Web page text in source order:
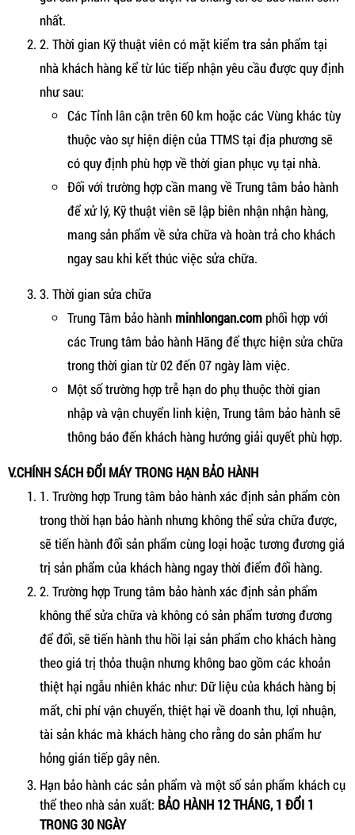
nhất.
2. Thời gian Kỹ thuật viên có mặt kiểm tra sản phẩm tại
nhà khách hàng kể từ lúc tiếp nhận yêu cầu được quy định
như sau:
Các Tỉnh lân cận trên 60 km hoặc các Vùng khác tùy
thuộc vào sự hiện diện của TTMS tại địa phương sẽ
có quy định phù hợp về thời gian phục vụ tại nhà.
Đối với trường hợp cần mang về Trung tâm bảo hành
để xử lý, Kỹ thuật viên sẽ lập biên nhận nhận hàng,
mang sản phẩm về sửa chữa và hoàn trả cho khách
ngay sau khi kết thúc việc sửa chữa.
3. Thời gian sửa chữa
Trung Tâm bảo hành minhlongan.com phối hợp với
các Trung tâm bảo hành Hãng để thực hiện sửa chữa
trong thời gian từ 02 đến 07 ngày làm việc.
Một số trường hợp trễ hạn do phụ thuộc thời gian
nhập và vận chuyển linh kiện, Trung tâm bảo hành sẽ
thông báo đến khách hàng hướng giải quyết phù hợp.
V.CHÍNH SÁCH ĐỔI MÁY TRONG HẠN BẢO HÀNH
1. Trường hợp Trung tâm bảo hành xác định sản phẩm còn
trong thời hạn bảo hành nhưng không thể sửa chữa được,
sẽ tiến hành đổi sản phẩm cùng loại hoặc tương đương giá
trị sản phẩm của khách hàng ngay thời điểm đổi hàng.
2. Trường hợp Trung tâm bảo hành xác định sản phẩm
không thể sửa chữa và không có sản phẩm tương đương
để đổi, sẽ tiến hành thu hồi lại sản phẩm cho khách hàng
theo giá trị thỏa thuận nhưng không bao gồm các khoản
thiệt hại ngẫu nhiên khác như: Dữ liệu của khách hàng bị
mất, chi phí vận chuyển, thiệt hại về doanh thu, lợi nhuận,
tài sản khác mà khách hàng cho rằng do sản phẩm hư
hỏng gián tiếp gây nên.
Hạn bảo hành các sản phẩm và một số sản phẩm khách cụ
thể theo nhà sản xuất: BẢO HÀNH 12 THÁNG, 1 ĐỔI 1
TRONG 30 NGÀY